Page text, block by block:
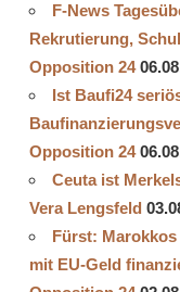
F-News
Rekrutierung,
Opposition 24
Ist Baufi24
Opposition 24
Ceuta ist
Vera Lengsfeld
Fürst:
mit EU-Geld